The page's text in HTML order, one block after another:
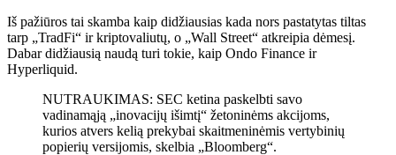
Iš pažiūros tai skamba kaip didžiausias kada nors pastatytas tiltas
tarp „TradFi“ ir kriptovaliutų, o „Wall Street“ atkreipia dėmesį.
Dabar didžiausią naudą turi tokie, kaip Ondo Finance ir
Hyperliquid.
NUTRAUKIMAS: SEC ketina paskelbti savo
vadinamąją „inovacijų išimtį“ žetoninėms akcijoms,
kurios atvers kelią prekybai skaitmeninėmis vertybinių
popierių versijomis, skelbia „Bloomberg“.